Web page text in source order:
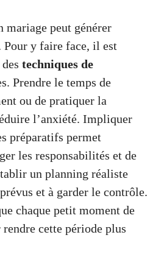
mariage peut générer
Pour y faire face, il est
techniques de
Prendre le temps de
ou de pratiquer la
l’anxiété. Impliquer
préparatifs permet
les responsabilités et de
un planning réaliste
et à garder le contrôle.
chaque petit moment de
cette période plus